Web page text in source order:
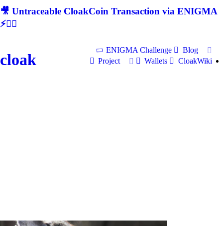
🎥 Untraceable CloakCoin Transaction via ENIGMA
⚡🕵‍♂
cloak
ENIGMA Challenge
Blog
Project
Wallets CloakWiki